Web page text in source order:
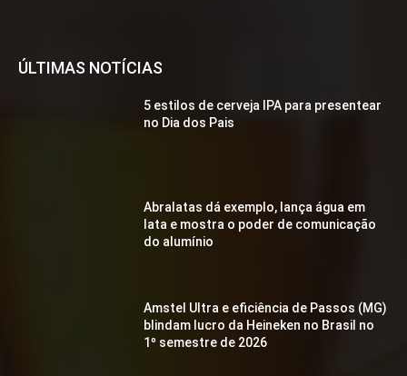
ÚLTIMAS NOTÍCIAS
5 estilos de cerveja IPA para presentear
no Dia dos Pais
Abralatas dá exemplo, lança água em
lata e mostra o poder de comunicação
do alumínio
Amstel Ultra e eficiência de Passos (MG)
blindam lucro da Heineken no Brasil no
1º semestre de 2026